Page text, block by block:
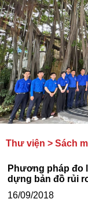
Thư viện > Sách
Phương pháp đo
dựng bản đồ rủi
16/09/2018